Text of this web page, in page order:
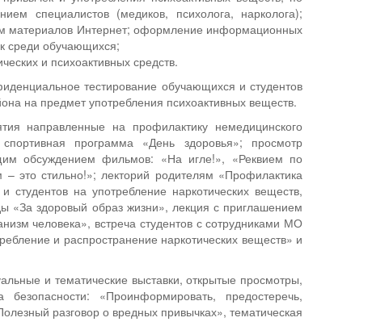
специалистов (медиков, психолога, нарколога);
материалов Интернет; оформление информационных
среди обучающихся;
и психоактивных средств.
тестирование обучающихся и студентов
на предмет употребления психоактивных веществ.
направленные на профилактику немедицинского
программа «День здоровья»; просмотр
обсуждением фильмов: «На игле!», «Реквием по
это стильно!»; лекторий родителям «Профилактика
на употребление наркотических веществ,
«За здоровый образ жизни», лекция с приглашением
человека», встреча студентов с сотрудниками МО
и распространение наркотических веществ» и
и тематические выставки, открытые просмотры,
«Проинформировать, предостеречь,
разговор о вредных привычках», тематическая